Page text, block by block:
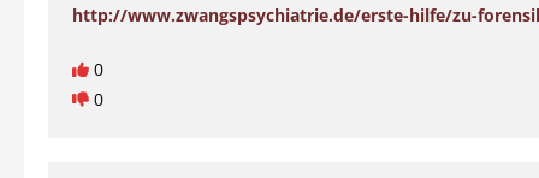
http://www.zwangspsychiatrie.de/erste-hilfe/zu-
0
0